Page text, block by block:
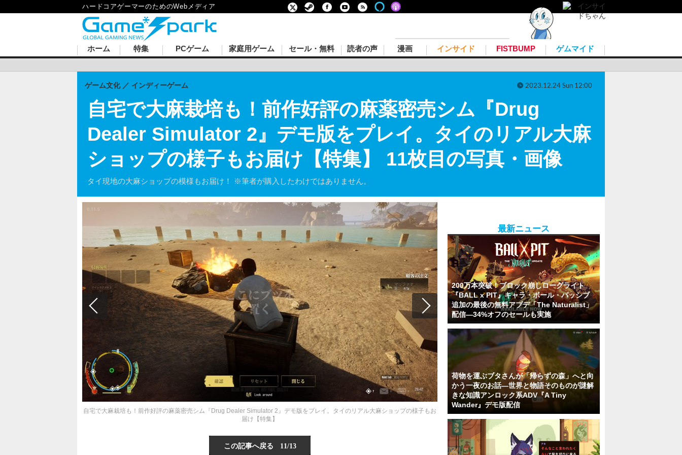
ハードコアゲーマーのためのWebメディア
ホーム 特集 PCゲーム 家庭用ゲーム セール・無料 読者の声 漫画 インサイド FISTBUMP ゲムマイド
自宅で大麻栽培も！前作好評の麻薬密売シム『Drug
Dealer Simulator 2』デモ版をプレイ。タイのリアル大麻
ショップの様子もお届け【特集】 11枚目の写真・画像
タイ現地の大麻ショップの模様もお届け！ ※筆者が購入したわけではありません。
ゲーム文化 インディーゲーム 2023.12.24 Sun 12:00
自宅で大麻栽培も！前作好評の麻薬密売シム『Drug Dealer Simulator 2』デモ版をプレイ。タイのリアル大麻ショップの様子もお
届け【特集】
この記事へ戻る 11/13
最新ニュース
200万本突破！ブロック崩しローグライト
『BALL x PIT』キャラ・ボール・パッシブ
追加の最後の無料アプデ「The Naturalist」
配信―34%オフのセールも実施
荷物を運ぶブタさんが「帰らずの森」へと向
かう一夜のお話―世界と物語そのものが謎解
きな知識アンロック系ADV『A Tiny
Wander』デモ版配信